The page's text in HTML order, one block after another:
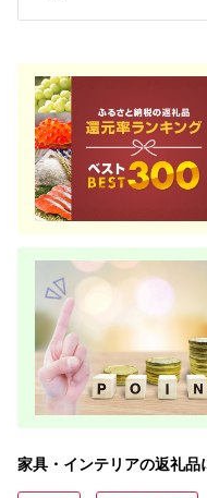
大阪府 和泉市
カーペット 江戸間
4.5畳 防音 抗菌防臭
厚手 ツワブキ
261×261cm ベージュ
日本製【1520479】
5.0
寄付金額:30,000
和歌山県 海
【3点セット
ラ ダイニン
ル 90 ＋ チ
ナチュラル
寄付金額:
最新】ふるさと納
品ランキング｜
す
家具・インテリアの返礼品